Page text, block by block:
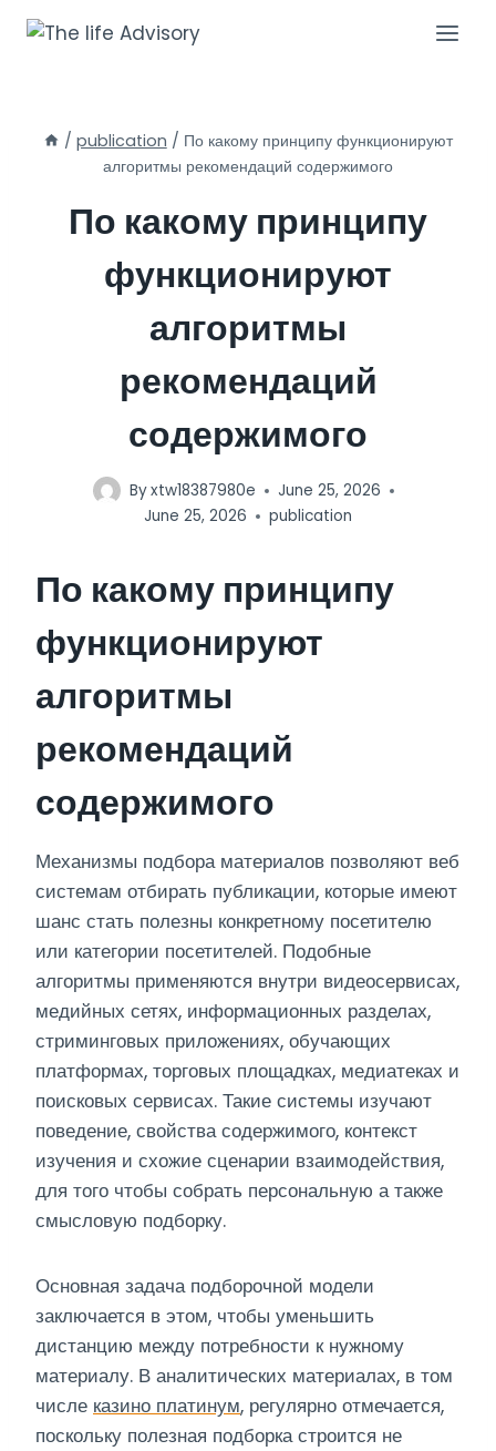
Skip
/ publication / По какому принципу функционируют
алгоритмы рекомендаций содержимого
По какому принципу
функционируют
алгоритмы
рекомендаций
содержимого
Byxtw18387980e
June 25, 2026
June 25, 2026
publication
По какому принципу
функционируют
алгоритмы
рекомендаций
содержимого
Механизмы подбора материалов позволяют веб
системам отбирать публикации, которые имеют
шанс стать полезны конкретному посетителю
или категории посетителей. Подобные
алгоритмы применяются внутри видеосервисах,
медийных сетях, информационных разделах,
стриминговых приложениях, обучающих
платформах, торговых площадках, медиатеках и
поисковых сервисах. Такие системы изучают
поведение, свойства содержимого, контекст
изучения и схожие сценарии взаимодействия,
для того чтобы собрать персональную а также
смысловую подборку.
Основная задача подборочной модели
заключается в этом, чтобы уменьшить
дистанцию между потребности к нужному
материалу. В аналитических материалах, в том
числе казино платинум, регулярно отмечается,
поскольку полезная подборка строится не